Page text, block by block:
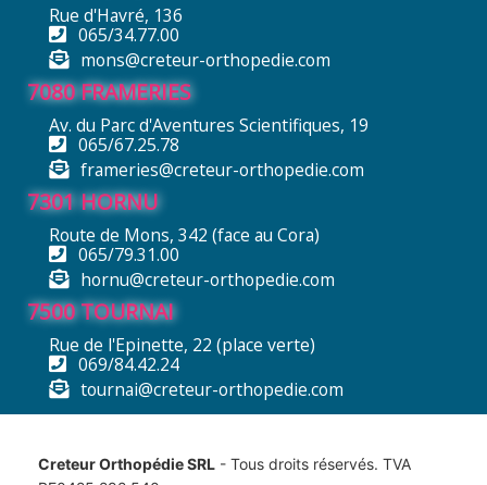
Rue d'Havré, 136
065/34.77.00
mons@creteur-orthopedie.com
7080 FRAMERIES
Av. du Parc d'Aventures Scientifiques, 19
065/67.25.78
frameries@creteur-orthopedie.com
7301 HORNU
Route de Mons, 342 (face au Cora)
065/79.31.00
hornu@creteur-orthopedie.com
7500 TOURNAI
Rue de l'Epinette, 22 (place verte)
069/84.42.24
tournai@creteur-orthopedie.com
Creteur Orthopédie SRL - Tous droits réservés. TVA